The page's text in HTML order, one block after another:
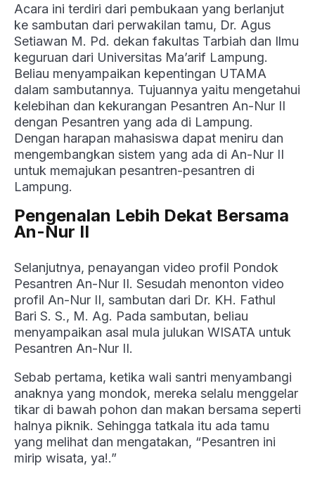
Acara ini terdiri dari pembukaan yang berlanjut
ke sambutan dari perwakilan tamu, Dr. Agus
Setiawan M. Pd. dekan fakultas Tarbiah dan Ilmu
keguruan dari Universitas Ma’arif Lampung.
Beliau menyampaikan kepentingan UTAMA
dalam sambutannya. Tujuannya yaitu mengetahui
kelebihan dan kekurangan Pesantren An-Nur II
dengan Pesantren yang ada di Lampung.
Dengan harapan mahasiswa dapat meniru dan
mengembangkan sistem yang ada di An-Nur II
untuk memajukan pesantren-pesantren di
Lampung.
Pengenalan Lebih Dekat Bersama
An-Nur II
Selanjutnya, penayangan video profil Pondok
Pesantren An-Nur II. Sesudah menonton video
profil An-Nur II, sambutan dari Dr. KH. Fathul
Bari S. S., M. Ag. Pada sambutan, beliau
menyampaikan asal mula julukan WISATA untuk
Pesantren An-Nur II.
Sebab pertama, ketika wali santri menyambangi
anaknya yang mondok, mereka selalu menggelar
tikar di bawah pohon dan makan bersama seperti
halnya piknik. Sehingga tatkala itu ada tamu
yang melihat dan mengatakan, “Pesantren ini
mirip wisata, ya!.”